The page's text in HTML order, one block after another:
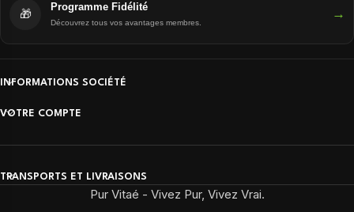
🎁 Programme Fidélité
Découvrez tous vos avantages membres.
→
INFORMATIONS SOCIÉTÉ
VOTRE COMPTE
TRANSPORTS ET LIVRAISONS
Pur Vitaé - Vivez Pur, Vivez Vrai.